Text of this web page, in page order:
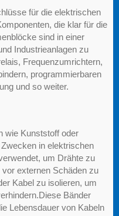
für die elektrischen
die klar für die
sind in einer
Industrieanlagen zu
Frequenzumrichtern,
programmierbaren
und so weiter.
wie Kunststoff oder
in elektrischen
um Drähte zu
externen Schäden zu
Kabel zu isolieren, um
Bänder
Lebensdauer von Kabeln